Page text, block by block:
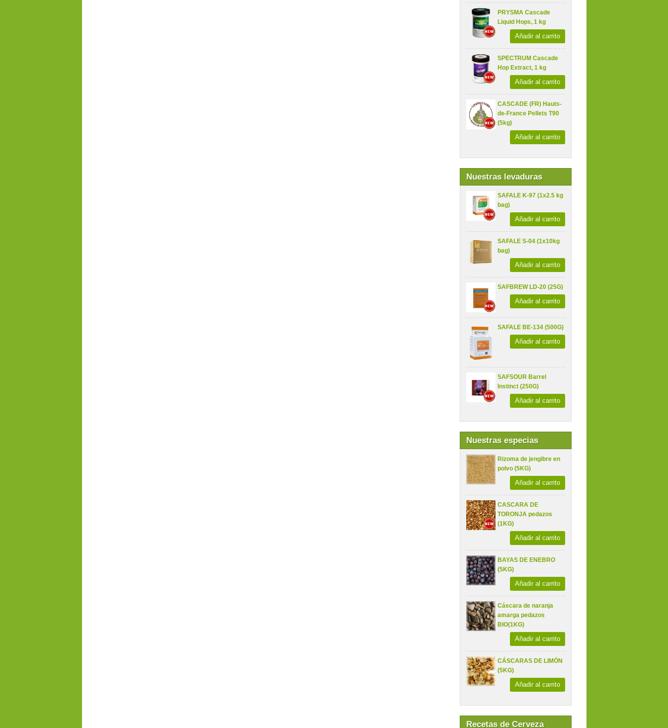
PRYSMA Cascade
Liquid Hops, 1 kg
Añadir al carrito
SPECTRUM Cascade
Hop Extract, 1 kg
Añadir al carrito
CASCADE (FR) Hauts-
de-France Pellets T90
(5kg)
Añadir al carrito
Nuestras levaduras
SAFALE K-97 (1x2.5 kg
bag)
Añadir al carrito
SAFALE S-04 (1x10kg
bag)
Añadir al carrito
SAFBREW LD-20 (25G)
Añadir al carrito
SAFALE BE-134 (500G)
Añadir al carrito
SAFSOUR Barrel
Instinct (250G)
Añadir al carrito
Nuestras especias
Rizoma de jengibre en
polvo (5KG)
Añadir al carrito
CASCARA DE
TORONJA pedazos
(1KG)
Añadir al carrito
BAYAS DE ENEBRO
(5KG)
Añadir al carrito
Cáscara de naranja
amarga pedazos
BIO(1KG)
Añadir al carrito
CÁSCARAS DE LIMÓN
(5KG)
Añadir al carrito
Recetas de Cerveza